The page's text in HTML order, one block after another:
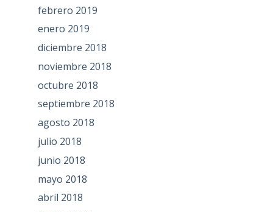
febrero 2019
enero 2019
diciembre 2018
noviembre 2018
octubre 2018
septiembre 2018
agosto 2018
julio 2018
junio 2018
mayo 2018
abril 2018